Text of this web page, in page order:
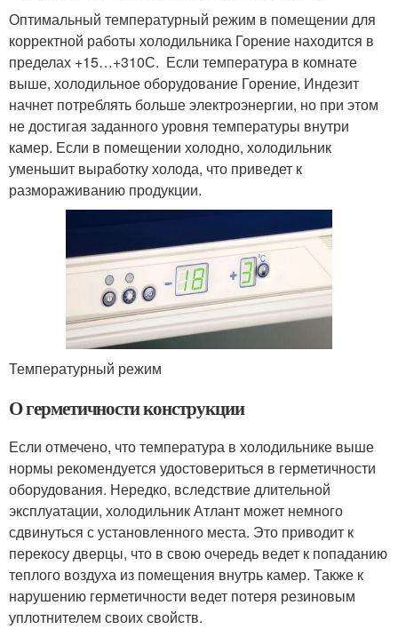
Оптимальный температурный режим в помещении для
корректной работы холодильника Горение находится в
пределах +15…+310С. Если температура в комнате
выше, холодильное оборудование Горение, Индезит
начнет потреблять больше электроэнергии, но при этом
не достигая заданного уровня температуры внутри
камер. Если в помещении холодно, холодильник
уменьшит выработку холода, что приведет к
размораживанию продукции.
Температурный режим
О герметичности конструкции
Если отмечено, что температура в холодильнике выше
нормы рекомендуется удостовериться в герметичности
оборудования. Нередко, вследствие длительной
эксплуатации, холодильник Атлант может немного
сдвинуться с установленного места. Это приводит к
перекосу дверцы, что в свою очередь ведет к попаданию
теплого воздуха из помещения внутрь камер. Также к
нарушению герметичности ведет потеря резиновым
уплотнителем своих свойств.